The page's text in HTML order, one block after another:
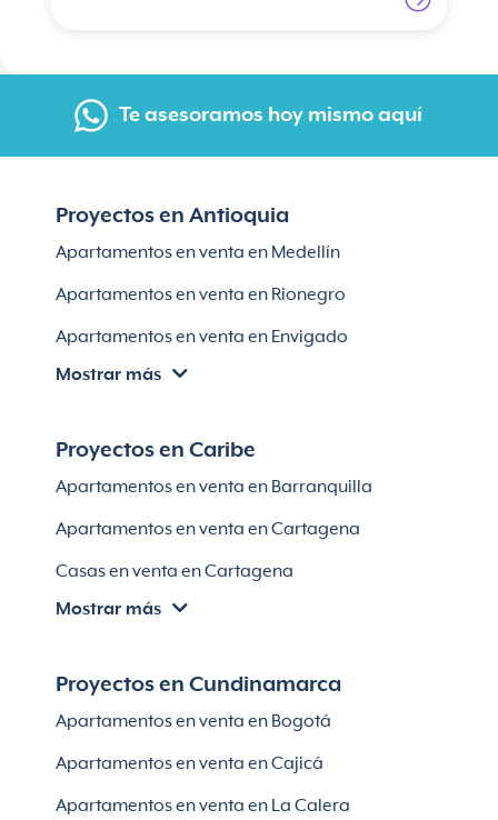
Te asesoramos hoy mismo aquí
Proyectos en Antioquia
Apartamentos en venta en Medellín
Apartamentos en venta en Rionegro
Apartamentos en venta en Envigado
Apartamentos en venta en Itagüí
Apartamentos en venta en Bello
Mostrar más
Proyectos en Caribe
Apartamentos en venta en Barranquilla
Apartamentos en venta en Cartagena
Casas en venta en Cartagena
Villas en Cartagena
Apartamentos en venta en Soledad
Mostrar más
Proyectos en Cundinamarca
Apartamentos en venta en Bogotá
Apartamentos en venta en Cajicá
Apartamentos en venta en La Calera